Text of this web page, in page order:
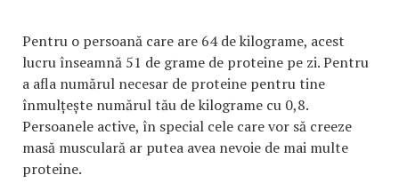
Pentru o persoană care are 64 de kilograme, acest
lucru înseamnă 51 de grame de proteine pe zi. Pentru
a afla numărul necesar de proteine pentru tine
înmulțește numărul tău de kilograme cu 0,8.
Persoanele active, în special cele care vor să creeze
masă musculară ar putea avea nevoie de mai multe
proteine.